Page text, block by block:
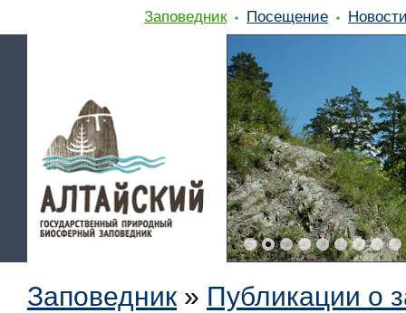
Заповедник Посещение
Заповедник » Публикации о